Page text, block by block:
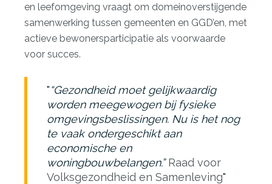
en leefomgeving vraagt om domeinoverstijgende
samenwerking tussen gemeenten en GGD’en, met
actieve bewonersparticipatie als voorwaarde
voor succes.
“Gezondheid moet gelijkwaardig
worden meegewogen bij fysieke
omgevingsbeslissingen. Nu is het nog
te vaak ondergeschikt aan
economische en
woningbouwbelangen.” Raad voor
Volksgezondheid en Samenleving